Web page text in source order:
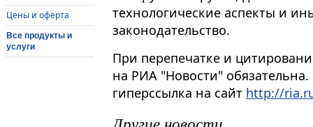
Цены и оферта
Все продукты и
услуги
технологические аспекты и
законодательство.
При перепечатке и
на РИА "Новости"
гиперссылка на сайт http://